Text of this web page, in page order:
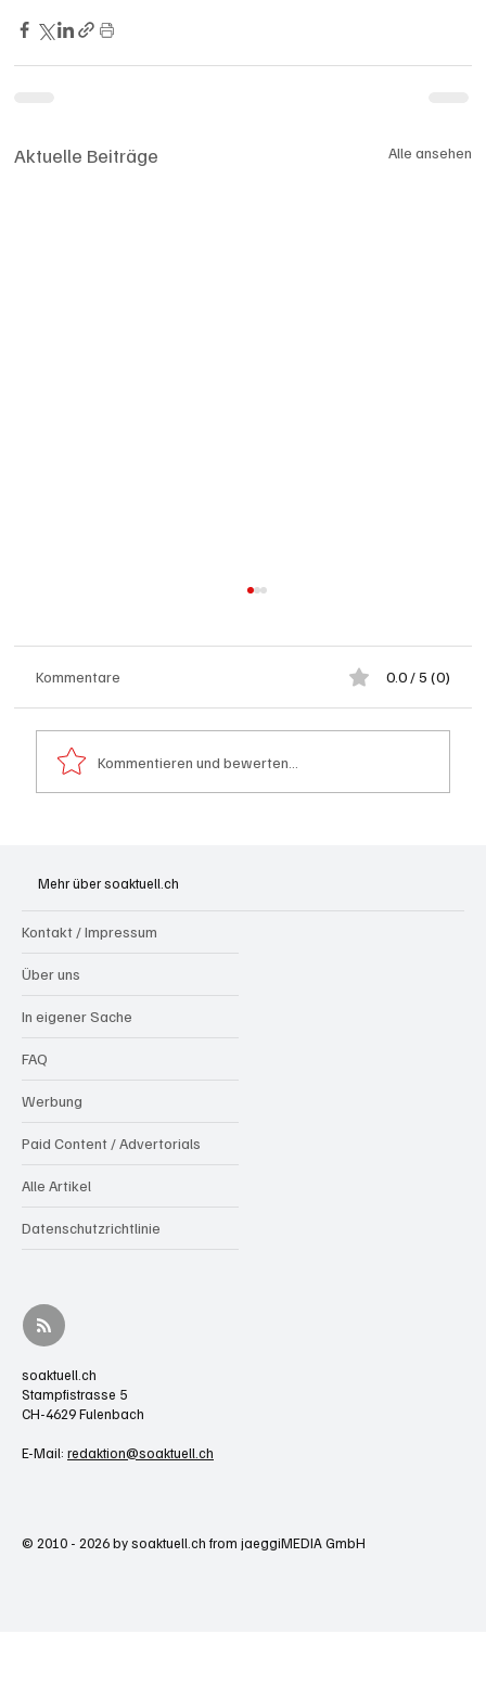
Aktuelle Beiträge Alle ansehen
nutzen
Kommentare 0.0 / 5 (0)
Kommentieren und bewerten...
Mehr über soaktuell.ch
Kontakt / Impressum
Über uns
In eigener Sache
FAQ
Werbung
Paid Content / Advertorials
Alle Artikel
Datenschutzrichtlinie
soaktuell.ch
Stampfistrasse 5
CH-4629 Fulenbach
E-Mail: redaktion@soaktuell.ch
© 2010 - 2026 by soaktuell.ch from jaeggiMEDIA GmbH